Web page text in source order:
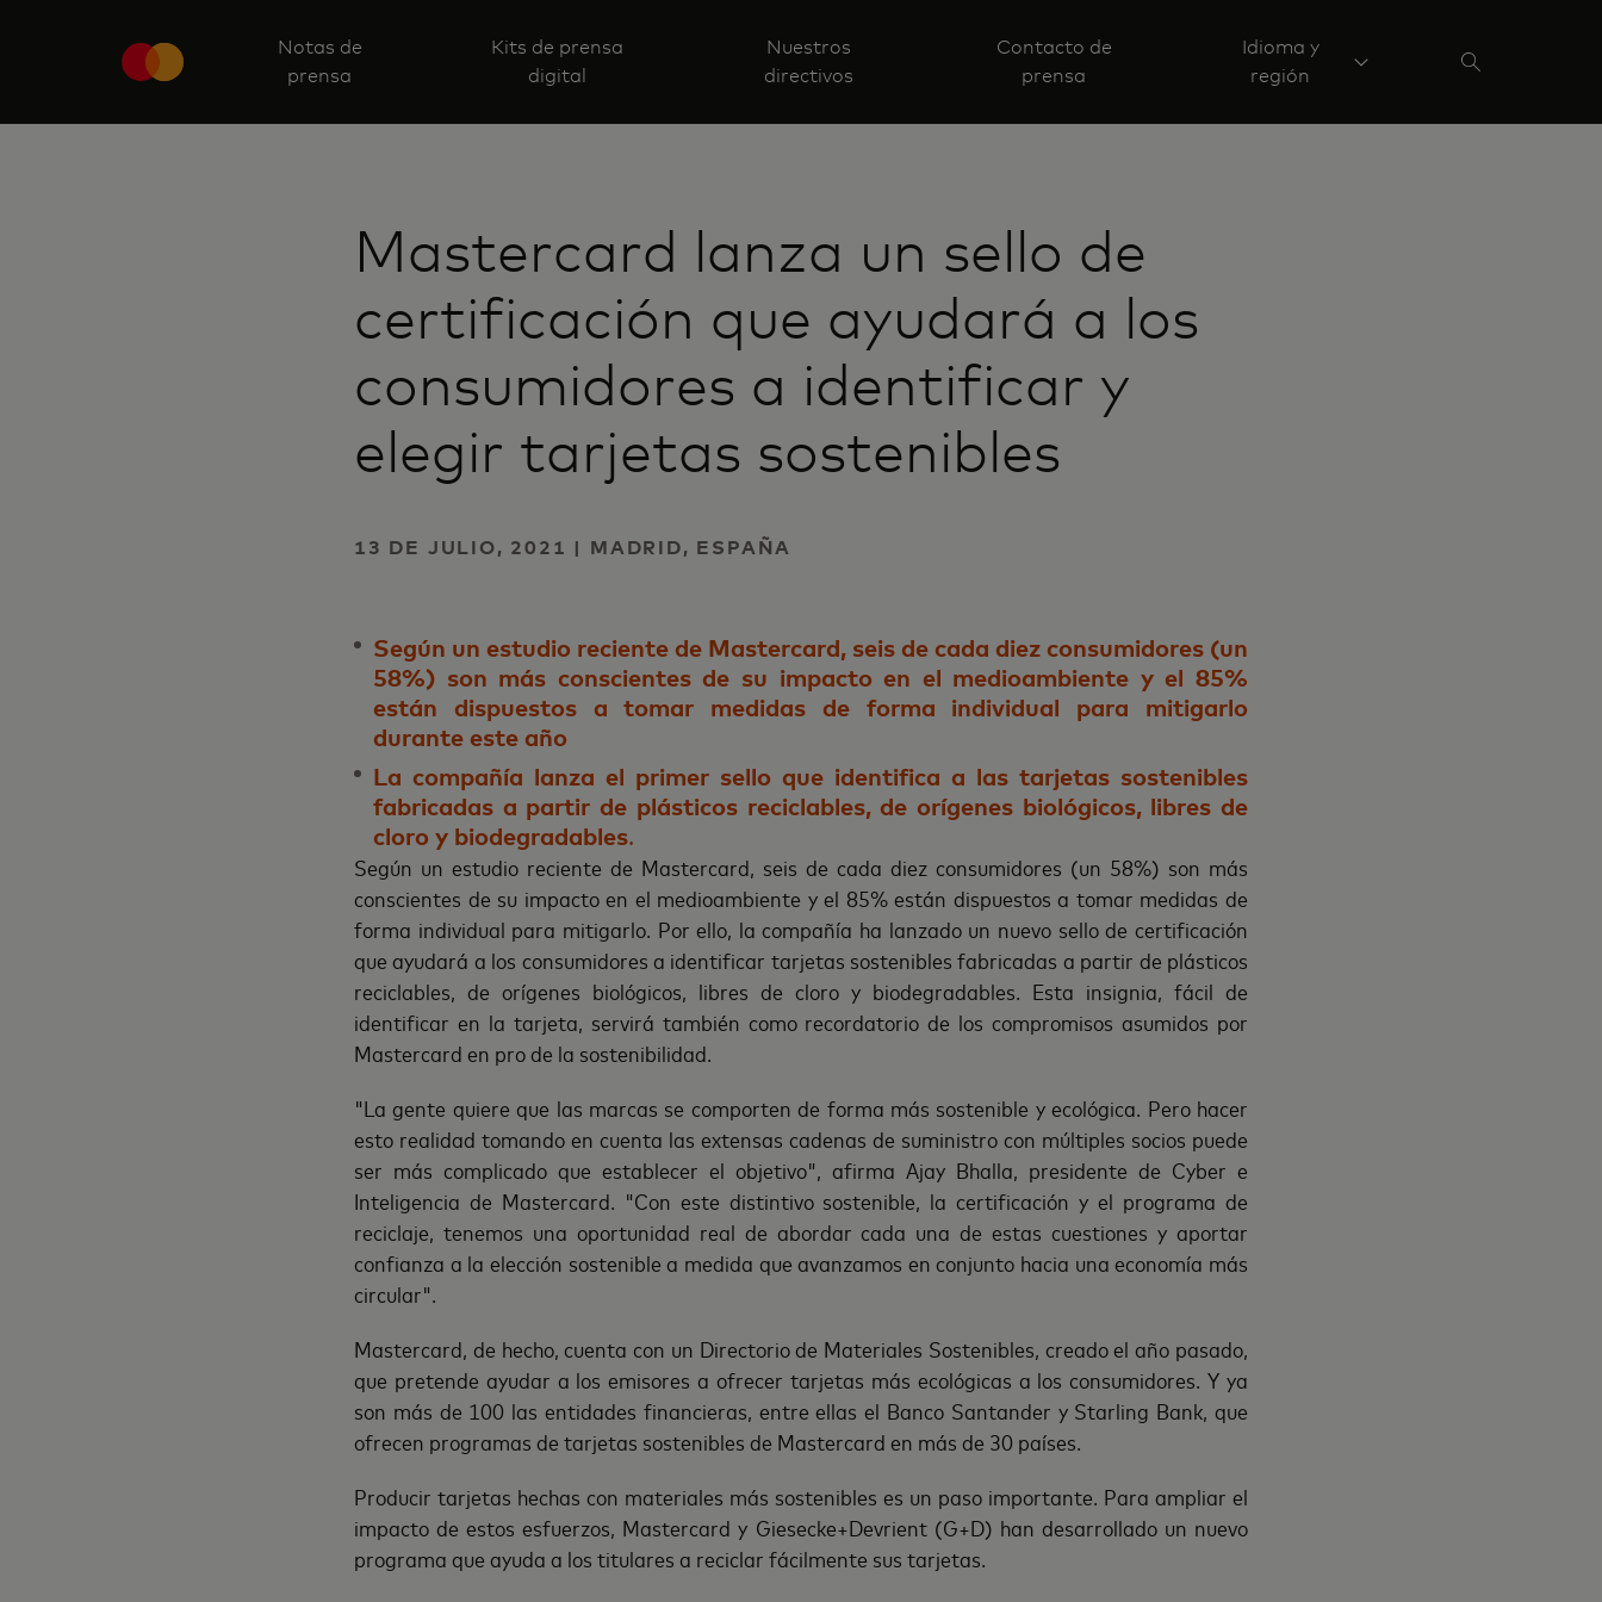
Notas de
prensa
Kits de prensa
digital
Nuestros
directivos
Contacto de
prensa
Idioma y
región
Mastercard lanza un sello de
certificación que ayudará a los
consumidores a identificar y
elegir tarjetas sostenibles
13 DE JULIO, 2021 | MADRID, ESPAÑA
Según un estudio reciente de Mastercard, seis de cada diez consumidores (un
58%) son más conscientes de su impacto en el medioambiente y el 85%
están dispuestos a tomar medidas de forma individual para mitigarlo
durante este año
La compañía lanza el primer sello que identifica a las tarjetas sostenibles
fabricadas a partir de plásticos reciclables, de orígenes biológicos, libres de
cloro y biodegradables.
Según un estudio reciente de Mastercard, seis de cada diez consumidores (un 58%) son más
conscientes de su impacto en el medioambiente y el 85% están dispuestos a tomar medidas de
forma individual para mitigarlo. Por ello, la compañía ha lanzado un nuevo sello de certificación
que ayudará a los consumidores a identificar tarjetas sostenibles fabricadas a partir de plásticos
reciclables, de orígenes biológicos, libres de cloro y biodegradables. Esta insignia, fácil de
identificar en la tarjeta, servirá también como recordatorio de los compromisos asumidos por
Mastercard en pro de la sostenibilidad.
"La gente quiere que las marcas se comporten de forma más sostenible y ecológica. Pero hacer
esto realidad tomando en cuenta las extensas cadenas de suministro con múltiples socios puede
ser más complicado que establecer el objetivo", afirma Ajay Bhalla, presidente de Cyber e
Inteligencia de Mastercard. "Con este distintivo sostenible, la certificación y el programa de
reciclaje, tenemos una oportunidad real de abordar cada una de estas cuestiones y aportar
confianza a la elección sostenible a medida que avanzamos en conjunto hacia una economía más
circular".
Mastercard, de hecho, cuenta con un Directorio de Materiales Sostenibles, creado el año pasado,
que pretende ayudar a los emisores a ofrecer tarjetas más ecológicas a los consumidores. Y ya
son más de 100 las entidades financieras, entre ellas el Banco Santander y Starling Bank, que
ofrecen programas de tarjetas sostenibles de Mastercard en más de 30 países.
Producir tarjetas hechas con materiales más sostenibles es un paso importante. Para ampliar el
impacto de estos esfuerzos, Mastercard y Giesecke+Devrient (G+D) han desarrollado un nuevo
programa que ayuda a los titulares a reciclar fácilmente sus tarjetas.